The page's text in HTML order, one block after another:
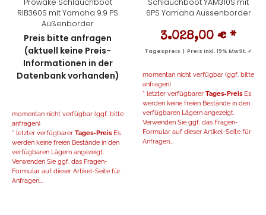
Prowake Schlauchboot
RIB360S mit Yamaha 9.9 PS
Außenborder
Preis bitte anfragen
(aktuell keine Preis-
Informationen in der
Datenbank vorhanden)
momentan nicht verfügbar (ggf. bitte
anfragen)
* letzter verfügbarer Tages-Preis Es
werden keine freien Bestände in den
verfügbaren Lägern angezeigt.
Verwenden Sie ggf. das Fragen-
Formular auf dieser Artikel-Seite für
Anfragen...
Schlauchboot YAM310S mit
6PS Yamaha Aussenborder
3.028,00 € *
Tagespreis | Preis inkl. 19% MwSt. ✓
momentan nicht verfügbar (ggf. bitte
anfragen)
* letzter verfügbarer Tages-Preis Es
werden keine freien Bestände in den
verfügbaren Lägern angezeigt.
Verwenden Sie ggf. das Fragen-
Formular auf dieser Artikel-Seite für
Anfragen...